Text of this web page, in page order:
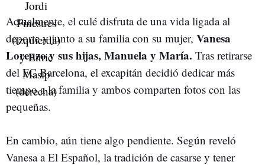
Actualmente, el culé disfruta de una vida ligada al
deporte y junto a su familia con su mujer, Vanesa
Lorenzo y sus hijas, Manuela y María. Tras retirarse
del FC Barcelona, el excapitán decidió dedicar más
tiempo a la familia y ambos comparten fotos con las
pequeñas.
En cambio, aún tiene algo pendiente. Según reveló
Vanesa a El Español, la tradición de casarse y tener